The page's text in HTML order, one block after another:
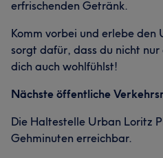
erfrischenden Getränk.
Komm vorbei und erlebe den
sorgt dafür, dass du nicht
dich auch wohlfühlst!
Nächste öffentliche
Die Haltestelle Urban Loritz
Gehminuten erreichbar.